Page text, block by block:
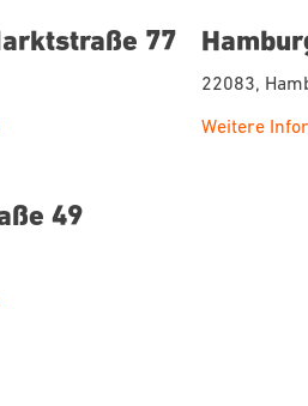
77
22083,
Weitere
49